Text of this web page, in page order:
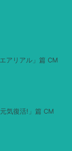
アリアル」篇 CM
気復活!」篇 CM